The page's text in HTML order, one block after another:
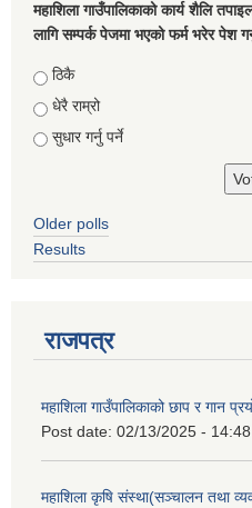
महाशिला गाउँपालिकाको कार्य शैलि
लागि सम्पर्क पेजमा भएको फर्म भरेर पेश
Choices
ठिकै
धेरै राम्रो
सुधार गर्नु पर्ने
Older polls
Results
राजपत्र
महाशिला गाउँपालिकाको छाप र गान
Post date: 02/13/2025 - 14:48
महाशिला कृषि संस्था(सञ्चालन तथा